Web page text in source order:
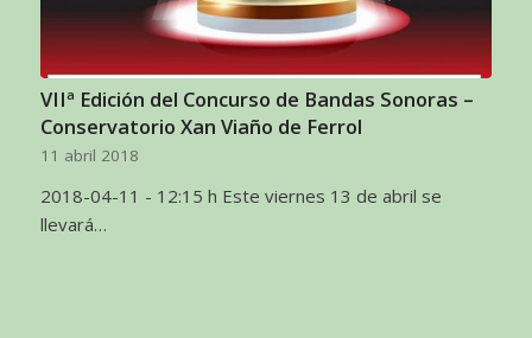
VIIª Edición del Concurso de Bandas Sonoras –
Conservatorio Xan Viaño de Ferrol
11 abril 2018
2018-04-11 - 12:15 h Este viernes 13 de abril se
llevará…